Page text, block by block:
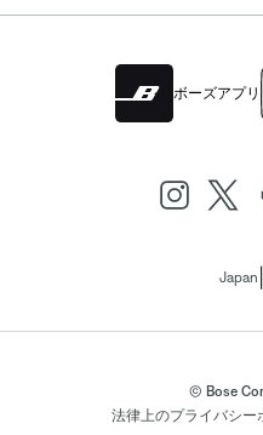
ボーズアプリ
Japan
© Bose
法律上のプライバシー